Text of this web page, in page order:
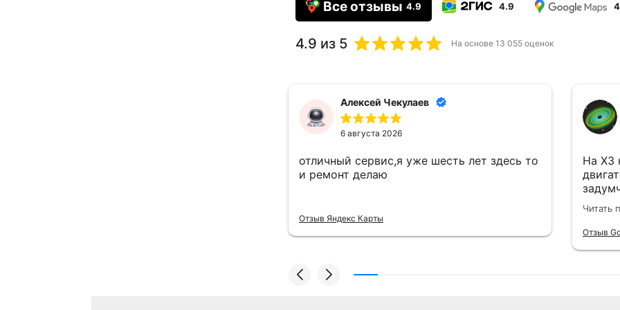
Все отзывы 4.9 4.9
4.9 из 5 На основе 13 055 оценок
Алексей Чекулаев
6 августа 2026
отличный сервис,я уже шесть лет здесь то
и ремонт делаю
Отзыв Яндекс Карты
На Х3
забит
Читать
Отзыв